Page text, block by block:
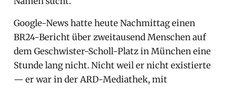
Google-News hatte heute Nachmittag einen
BR24-Bericht über zweitausend Menschen auf
dem Geschwister-Scholl-Platz in München eine
Stunde lang nicht. Nicht weil er nicht existierte
— er war in der ARD-Mediathek, mit